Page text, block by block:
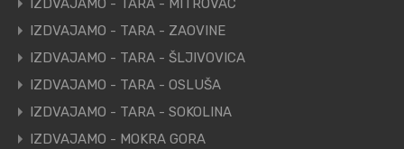
IZDVAJAMO - TARA - MITROVAC
IZDVAJAMO - TARA - ZAOVINE
IZDVAJAMO - TARA - ŠLJIVOVICA
IZDVAJAMO - TARA - OSLUŠA
IZDVAJAMO - TARA - SOKOLINA
IZDVAJAMO - MOKRA GORA